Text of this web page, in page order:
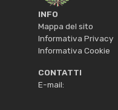
INFO
Mappa del sito
Informativa Privacy
Informativa Cookie
CONTATTI
E-mail: